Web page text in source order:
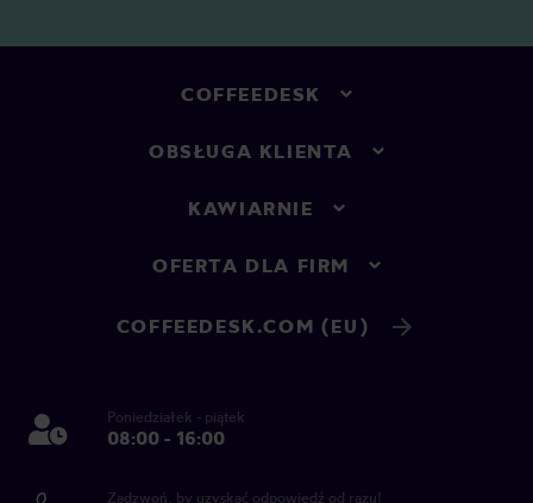
COFFEEDESK
OBSŁUGA KLIENTA
KAWIARNIE
OFERTA DLA FIRM
COFFEEDESK.COM (EU)
Poniedziałek - piątek
08:00 - 16:00
Zadzwoń, by uzyskać odpowiedź od razu!